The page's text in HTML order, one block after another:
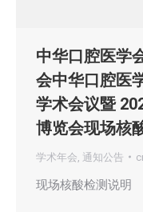
中华口腔医学
会中华口腔医
学术会议暨
博览会现场核
学术年会 通知公告
现场核酸检测说明